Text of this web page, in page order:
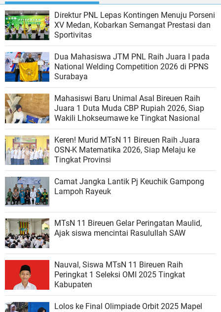
Direktur PNL Lepas Kontingen Menuju Porseni
XV Medan, Kobarkan Semangat Prestasi dan
Sportivitas
Dua Mahasiswa JTM PNL Raih Juara I pada
National Welding Competition 2026 di PPNS
Surabaya
Mahasiswi Baru Unimal Asal Bireuen Raih
Juara 1 Duta Muda CBP Rupiah 2026, Siap
Wakili Lhokseumawe ke Tingkat Nasional
Keren! Murid MTsN 11 Bireuen Raih Juara
OSN-K Matematika 2026, Siap Melaju ke
Tingkat Provinsi
Camat Jangka Lantik Pj Keuchik Gampong
Lampoh Rayeuk
MTsN 11 Bireuen Gelar Peringatan Maulid,
Ajak siswa mencintai Rasulullah SAW
Nauval, Siswa MTsN 11 Bireuen Raih
Peringkat 1 Seleksi OMI 2025 Tingkat
Kabupaten
Lolos ke Final Olimpiade Orbit 2025 Mapel